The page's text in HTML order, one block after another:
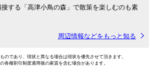
する「高津小鳥の森」で散策を楽しむのも素
周辺情報などをもっと知る
のであり、現状と異なる場合は現状を優先させて頂きます。
各種割引制度適用後の家賃を含む場合があります。